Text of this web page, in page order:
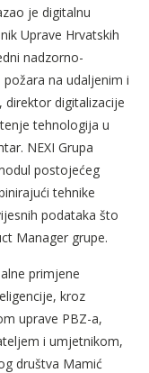
je digitalnu
Uprave Hrvatskih
nadzorno-
na udaljenim i
direktor digitalizacije
tehnologija u
NEXI Grupa
postojećeg
tehnike
podataka što
Manager grupe.
primjene
kroz
uprave PBZ-a,
i umjetnikom,
društva Mamić